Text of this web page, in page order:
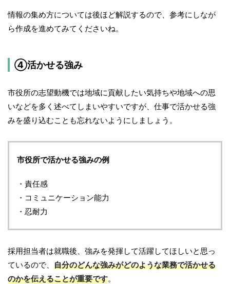
情報の集め方については後ほど解説するので、参考にしなが
ら作成を進めてみてくださいね。
④活かせる強み
市役所の志望動機では地域に貢献したい気持ちや地域への思
いなどを多く述べてしまいやすいですが、仕事で活かせる強
みを盛り込むことも忘れないようにしましょう。
市役所で活かせる強みの例
・責任感
・コミュニケーション能力
・忍耐力
採用担当者は就職後、強みを発揮して活躍してほしいと思っ
ているので、 自分のどんな強みがどのような業務で活かせる
のかを伝えることが重要です。